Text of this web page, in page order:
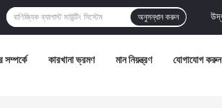
অনুসন্ধান করুন
সম্পর্কে কারখানা ভ্রমণ মান নিয়ন্ত্রণ যোগাযোগ করুন